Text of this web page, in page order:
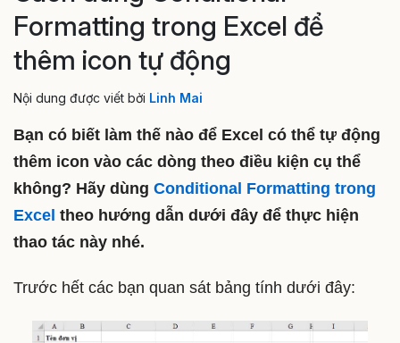
Formatting trong Excel để
thêm icon tự động
Nội dung được viết bởi Linh Mai
Bạn có biết làm thế nào để Excel có thể tự động
thêm icon vào các dòng theo điều kiện cụ thể
không? Hãy dùng Conditional Formatting trong
Excel theo hướng dẫn dưới đây để thực hiện
thao tác này nhé.
Trước hết các bạn quan sát bảng tính dưới đây: